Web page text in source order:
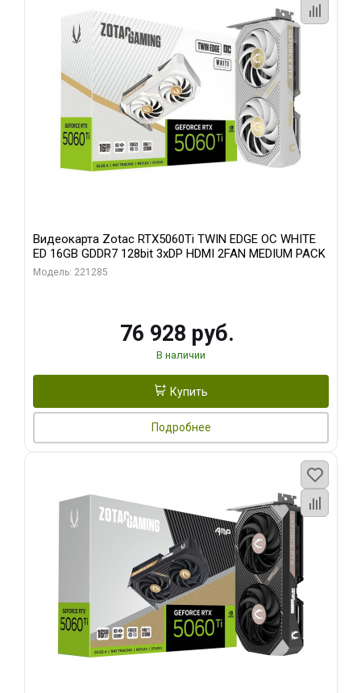
Видеокарта Zotac RTX5060Ti TWIN EDGE OC WHITE
ED 16GB GDDR7 128bit 3xDP HDMI 2FAN MEDIUM PACK
Модель: 221285
76 928 руб.
В наличии
Купить
Подробнее